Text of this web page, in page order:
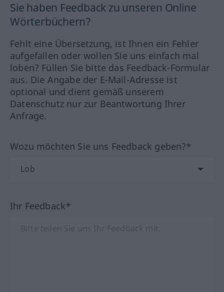
Sie haben Feedback zu unseren Online
Wörterbüchern?
Fehlt eine Übersetzung, ist Ihnen ein Fehler
aufgefallen oder wollen Sie uns einfach mal
loben? Füllen Sie bitte das Feedback-Formular
aus. Die Angabe der E-Mail-Adresse ist
optional und dient gemäß unserem
Datenschutz nur zur Beantwortung Ihrer
Anfrage.
Wozu möchten Sie uns Feedback geben?*
Ihr Feedback*